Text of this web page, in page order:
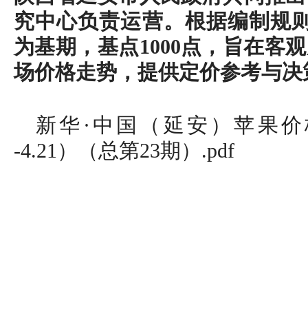
究中心负责运营。根据编制规
为基期，基点1000点，旨在客
场价格走势，提供定价参考与
新华·中国（延安）苹果价
-4.21）（总第23期）.pdf